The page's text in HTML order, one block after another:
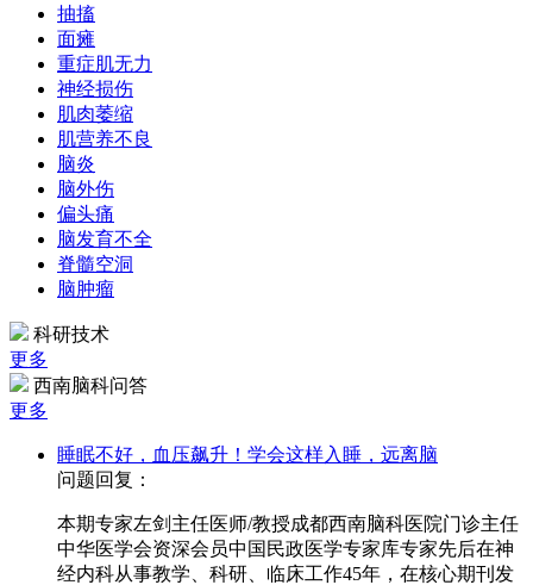
抽搐
面瘫
重症肌无力
神经损伤
肌肉萎缩
肌营养不良
脑炎
脑外伤
偏头痛
脑发育不全
脊髓空洞
脑肿瘤
科研技术
更多
西南脑科问答
更多
睡眠不好，血压飙升！学会这样入睡，远离脑
问题回复：
本期专家左剑主任医师/教授成都西南脑科医院门诊主任
中华医学会资深会员中国民政医学专家库专家先后在神
经内科从事教学、科研、临床工作45年，在核心期刊发